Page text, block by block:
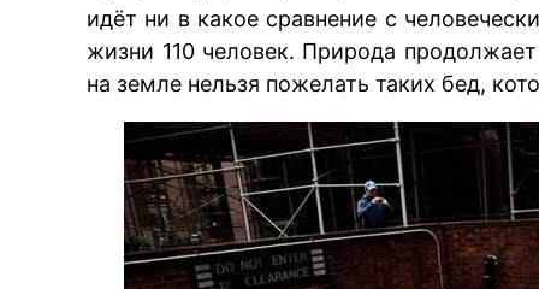
идёт ни в какое сравнение с
жизни 110 человек. Природа
на земле нельзя пожелать таких бед,